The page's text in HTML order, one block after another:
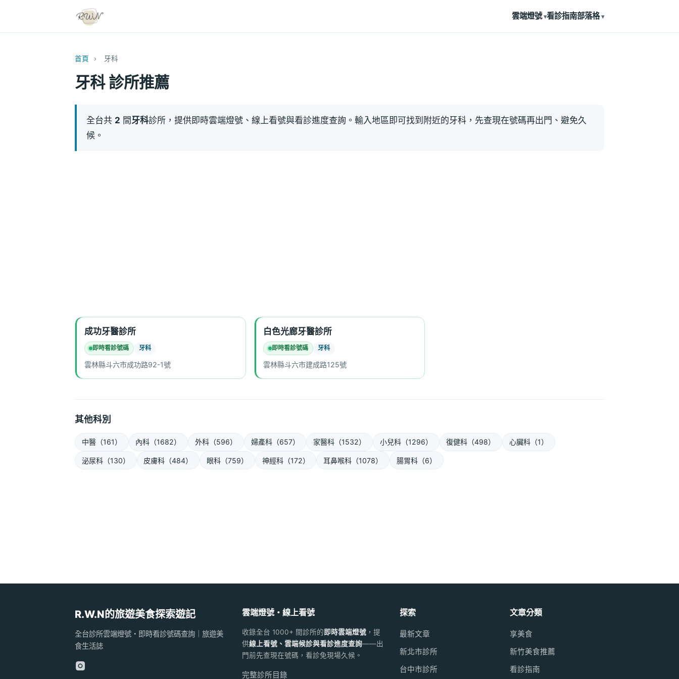
雲端燈號 看診指南部落格
首頁 › 牙科
牙科 診所推薦
全台共 2 間牙科診所，提供即時雲端燈號、線上看號與看診進度查詢。輸入地區即可找到附近的牙科，先查現在號碼再出門、避免久
候。
成功牙醫診所
即時看診號碼 牙科
雲林縣斗六市成功路92-1號
白色光廊牙醫診所
即時看診號碼 牙科
雲林縣斗六市建成路125號
其他科別
中醫（161） 內科（1682） 外科（596） 婦產科（657） 家醫科（1532） 小兒科（1296） 復健科（498） 心臟科（1）
泌尿科（130） 皮膚科（484） 眼科（759） 神經科（172） 耳鼻喉科（1078） 腸胃科（6）
R.W.N的旅遊美食探索遊記
全台診所雲端燈號・即時看診號碼查詢｜旅遊美
食生活誌
雲端燈號・線上看號
收錄全台 1000+ 間診所的 即時雲端燈號，提
供線上看號、雲端候診與看診進度查詢——出
門前先查現在號碼，看診免現場久候。
完整診所目錄
探索
最新文章
新北市診所
台中市診所
文章分類
享美食
新竹美食推薦
看診指南